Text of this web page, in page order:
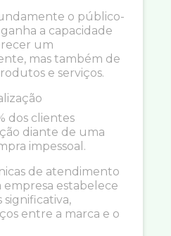
o público-
a capacidade
um
mas também de
e serviços.
dos clientes
diante de uma
impessoal.
de atendimento
empresa estabelece
significativa,
entre a marca e o